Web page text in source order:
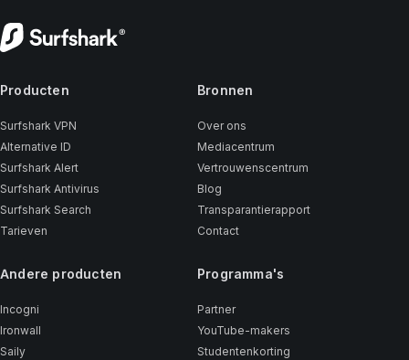
Producten
Surfshark VPN
Alternative ID
Surfshark Alert
Surfshark Antivirus
Surfshark Search
Tarieven
Andere producten
Incogni
Ironwall
Saily
Bronnen
Over ons
Mediacentrum
Vertrouwenscentrum
Blog
Transparantierapport
Contact
Programma's
Partner
YouTube-makers
Studentenkorting